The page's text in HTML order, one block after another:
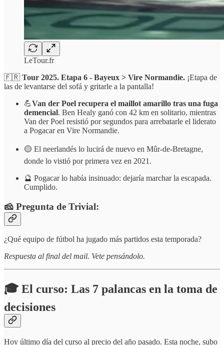
LeTour.fr
🇫🇷 Tour 2025. Etapa 6 - Bayeux > Vire Normandie. ¡Etapa de
las de levantarse del sofá y gritarle a la pantalla!
💪Van der Poel recupera el maillot amarillo tras una fuga
demencial. Ben Healy ganó con 42 km en solitario, mientras
Van der Poel resistió por segundos para arrebatarle el liderato
a Pogacar en Vire Normandie.
🟡 El neerlandés lo lucirá de nuevo en Mûr-de-Bretagne,
donde lo vistió por primera vez en 2021.
🔮 Pogacar lo había insinuado: dejaría marchar la escapada.
Cumplido.
🧀 Pregunta de Trivial:
¿Qué equipo de fútbol ha jugado más partidos esta temporada?
Respuesta al final del mail. Vete pensándolo.
🎓 El curso: Las 7 palancas en la toma de
decisiones
Hoy último día del curso al precio del año pasado. Esta noche, subo